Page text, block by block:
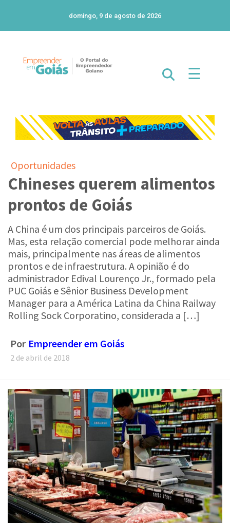
domingo, 9 de agosto de 2026
☰
Chineses querem alimentos
prontos de Goiás
A China é um dos principais parceiros de Goiás.
Mas, esta relação comercial pode melhorar ainda
mais, principalmente nas áreas de alimentos
prontos e de infraestrutura. A opinião é do
administrador Edival Lourenço Jr., formado pela
PUC Goiás e Sênior Business Development
Manager para a América Latina da China Railway
Rolling Sock Corporatino, considerada a […]
2 de abril de 2018